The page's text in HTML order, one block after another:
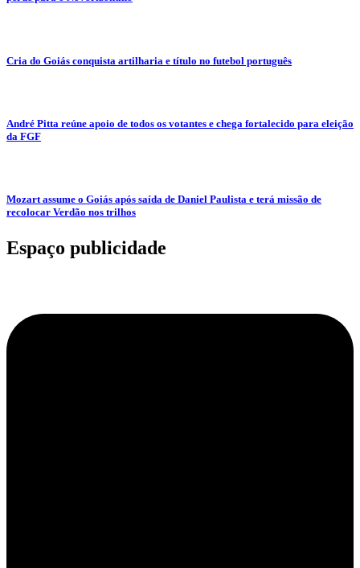
Cria do Goiás conquista artilharia e título no futebol português
André Pitta reúne apoio de todos os votantes e chega fortalecido para eleição
da FGF
Mozart assume o Goiás após saída de Daniel Paulista e terá missão de
recolocar Verdão nos trilhos
Espaço publicidade